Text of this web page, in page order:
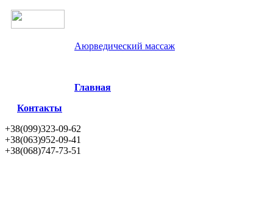
Аюрведический массаж
Главная
Контакты
+38(099)323-09-62
+38(063)952-09-41
+38(068)747-73-51